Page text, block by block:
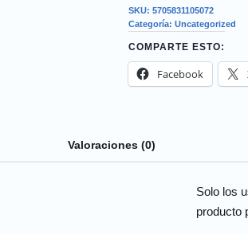
SKU:5705831105072
Categoría:Uncategorized
COMPARTE ESTO:
Facebook
Valoraciones (0)
Solo los
producto